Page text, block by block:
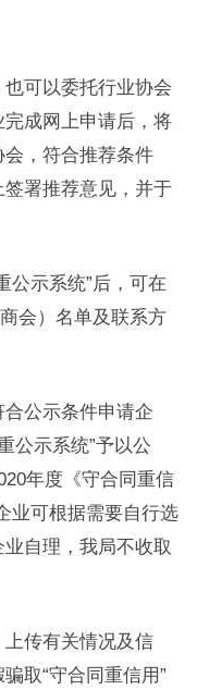
也可以委托行业协会
成网上申请后，将
，符合推荐条件
署推荐意见，并于
公示系统”后，可在
会）名单及联系方
合公示条件申请企
公示系统”予以公
年度《守合同重信
业可根据需要自行选
自理，我局不收取
上传有关情况及信
取“守合同重信用”